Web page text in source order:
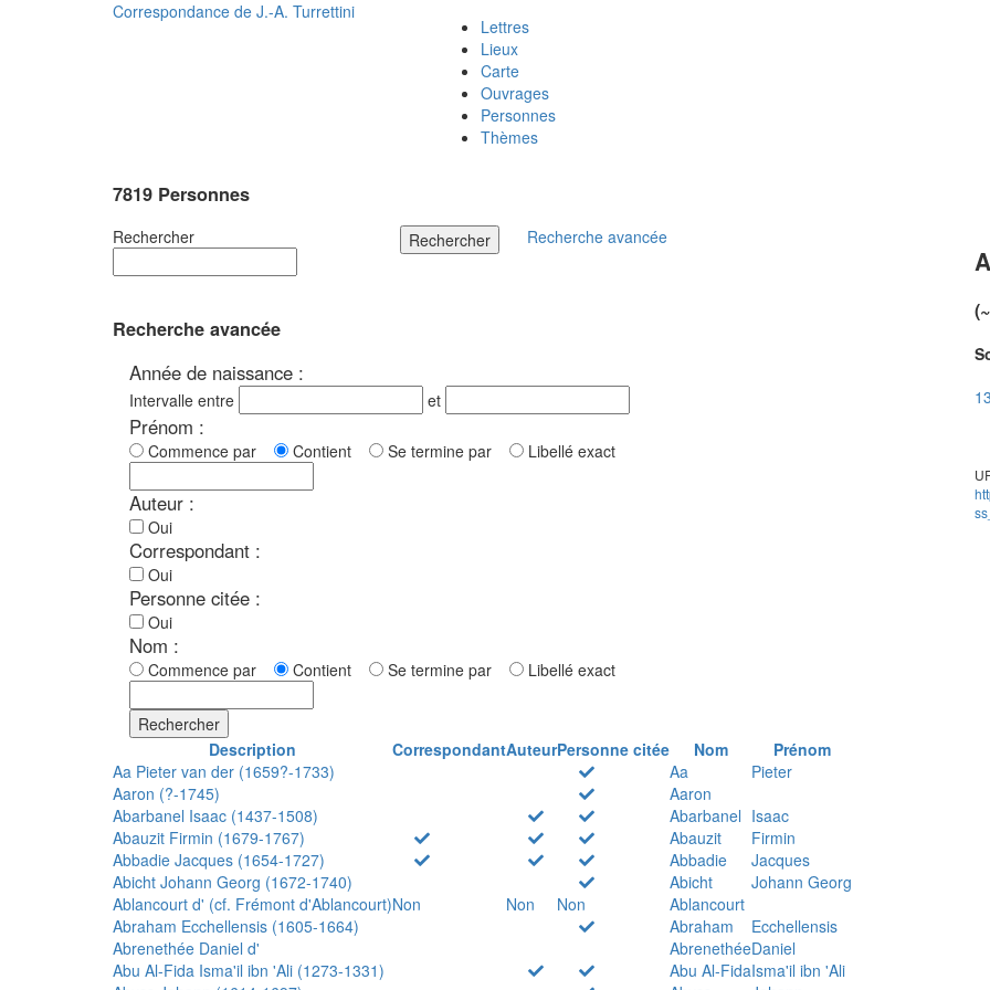
Correspondance de J.-A. Turrettini
Lettres
Lieux
Carte
Ouvrages
Personnes
Thèmes
7819 Personnes
Rechercher Rechercher Recherche avancée
Recherche avancée
Année de naissance :
Intervalle entre et
Prénom :
Commence par Contient Se termine par Libellé exact
Auteur :
Oui
Correspondant :
Oui
Personne citée :
Oui
Nom :
Commence par Contient Se termine par Libellé exact
Rechercher
Description
CorrespondantAuteurPersonne citée Nom
Prénom
Aa Pieter van der (1659?-1733)
Aa
Pieter
Aaron (?-1745)
Aaron
Abarbanel Isaac (1437-1508)
Abarbanel Isaac
Abauzit Firmin (1679-1767)
Abauzit
Firmin
Abbadie Jacques (1654-1727)
Abbadie
Jacques
Abicht Johann Georg (1672-1740)
Abicht
Johann Georg
Ablancourt d' (cf. Frémont d'Ablancourt)Non Non Non
Ablancourt
Abraham Ecchellensis (1605-1664)
Abraham
Ecchellensis
Abrenethée Daniel d'
AbrenethéeDaniel
Abu Al-Fida Isma'il ibn 'Ali (1273-1331)
Abu Al-FidaIsma'il ibn 'Ali